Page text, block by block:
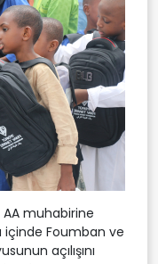
muhabirine
içinde Foumban ve
açılışını